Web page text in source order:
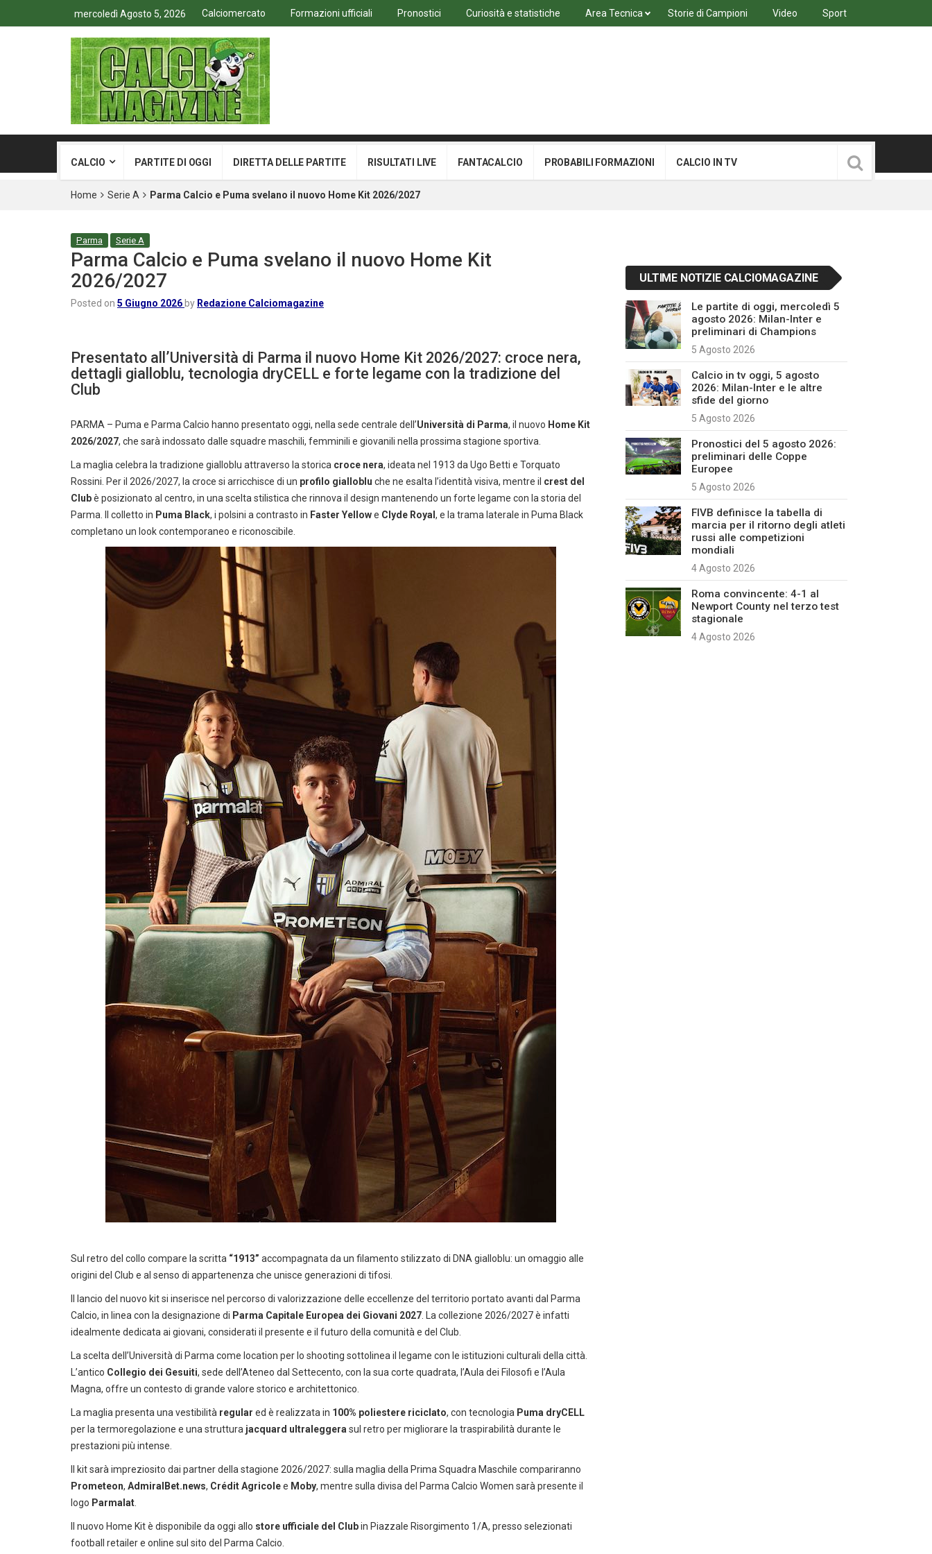
mercoledì Agosto 5, 2026 Calciomercato Formazioni ufficiali Pronostici Curiosità e statistiche Area Tecnica Storie di Campioni Video Sport
CALCIO PARTITE DI OGGI DIRETTA DELLE PARTITE RISULTATI LIVE FANTACALCIO PROBABILI FORMAZIONI CALCIO IN TV
Home Serie A Parma Calcio e Puma svelano il nuovo Home Kit 2026/2027
Parma Serie A
Parma Calcio e Puma svelano il nuovo Home Kit
2026/2027
Posted on 5 Giugno 2026 by Redazione Calciomagazine
Presentato all’Università di Parma il nuovo Home Kit 2026/2027: croce nera,
dettagli gialloblu, tecnologia dryCELL e forte legame con la tradizione del
Club
PARMA – Puma e Parma Calcio hanno presentato oggi, nella sede centrale dell’Università di Parma, il nuovo Home Kit
2026/2027, che sarà indossato dalle squadre maschili, femminili e giovanili nella prossima stagione sportiva.
La maglia celebra la tradizione gialloblu attraverso la storica croce nera, ideata nel 1913 da Ugo Betti e Torquato
Rossini. Per il 2026/2027, la croce si arricchisce di un profilo gialloblu che ne esalta l’identità visiva, mentre il crest del
Clubè posizionato al centro, in una scelta stilistica che rinnova il design mantenendo un forte legame con la storia del
Parma. Il colletto in Puma Black, i polsini a contrasto in Faster Yellowe Clyde Royal , e la trama laterale in Puma Black
completano un look contemporaneo e riconoscibile.
Sul retro del collo compare la scritta “1913” accompagnata da un filamento stilizzato di DNA gialloblu: un omaggio alle
origini del Club e al senso di appartenenza che unisce generazioni di tifosi.
Il lancio del nuovo kit si inserisce nel percorso di valorizzazione delle eccellenze del territorio portato avanti dal Parma
Calcio, in linea con la designazione di Parma Capitale Europea dei Giovani 2027 . La collezione 2026/2027 è infatti
idealmente dedicata ai giovani, considerati il presente e il futuro della comunità e del Club.
La scelta dell’Università di Parma come location per lo shooting sottolinea il legame con le istituzioni culturali della città.
L’antico Collegio dei Gesuiti, sede dell’Ateneo dal Settecento, con la sua corte quadrata, l’Aula dei Filosofi e l’Aula
Magna, offre un contesto di grande valore storico e architettonico.
La maglia presenta una vestibilità regular ed è realizzata in 100% poliestere riciclato, con tecnologia Puma dryCELL
per la termoregolazione e una struttura jacquard ultraleggera sul retro per migliorare la traspirabilità durante le
prestazioni più intense.
Il kit sarà impreziosito dai partner della stagione 2026/2027: sulla maglia della Prima Squadra Maschile compariranno
Prometeon, AdmiralBet.news, Crédit Agricolee Moby, mentre sulla divisa del Parma Calcio Women sarà presente il
logo Parmalat
Il nuovo Home Kit è disponibile da oggi allo store ufficiale del Clubin Piazzale Risorgimento 1/A, presso selezionati
football retailer e online sul sito del Parma Calcio.
ULTIME NOTIZIE CALCIOMAGAZINE
Le partite di oggi, mercoledì 5
agosto 2026: Milan-Inter e
preliminari di Champions
5 Agosto 2026
Calcio in tv oggi, 5 agosto
2026: Milan-Inter e le altre
sfide del giorno
5 Agosto 2026
Pronostici del 5 agosto 2026:
preliminari delle Coppe
Europee
5 Agosto 2026
FIVB definisce la tabella di
marcia per il ritorno degli atleti
russi alle competizioni
mondiali
4 Agosto 2026
Roma convincente: 4-1 al
Newport County nel terzo test
stagionale
4 Agosto 2026